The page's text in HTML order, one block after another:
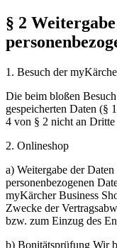
§ 2
1. Besuch der
Die beim bloßen
gespeicherten Daten (§
4 von § 2 nicht an Dritte
2. Onlineshop
a) Weitergabe der
personenbezogenen
myKärcher Business
Zwecke der
bzw. zum Einzug des
b) Bonitätsprüfung Wir